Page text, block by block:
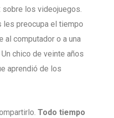
los videojuegos.
les preocupa el tiempo
al computador o a una
chico de veinte años
aprendió de los
Todo tiempo